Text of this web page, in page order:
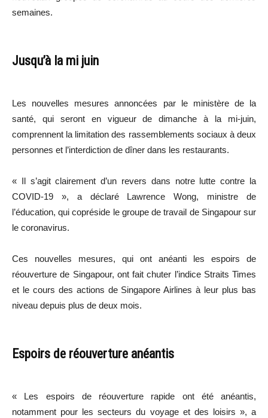
semaines.
Jusqu’à la mi juin
Les nouvelles mesures annoncées par le ministère de la
santé, qui seront en vigueur de dimanche à la mi-juin,
comprennent la limitation des rassemblements sociaux à deux
personnes et l’interdiction de dîner dans les restaurants.
« Il s’agit clairement d’un revers dans notre lutte contre la
COVID-19 », a déclaré Lawrence Wong, ministre de
l’éducation, qui copréside le groupe de travail de Singapour sur
le coronavirus.
Ces nouvelles mesures, qui ont anéanti les espoirs de
réouverture de Singapour, ont fait chuter l’indice Straits Times
et le cours des actions de Singapore Airlines à leur plus bas
niveau depuis plus de deux mois.
Espoirs de réouverture anéantis
« Les espoirs de réouverture rapide ont été anéantis,
notamment pour les secteurs du voyage et des loisirs », a